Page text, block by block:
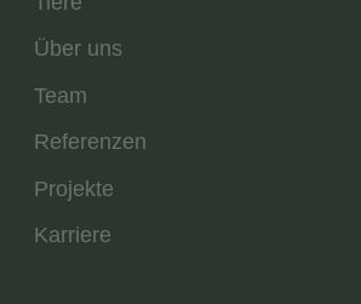
Über uns
Team
Referenzen
Projekte
Karriere